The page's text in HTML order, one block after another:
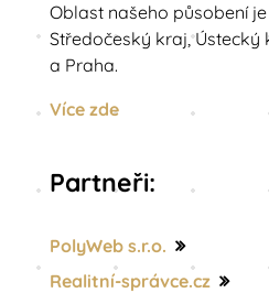
Oblast našeho působení
Středočeský kraj, Ústecký
a Praha.
Více zde
Partneři:
PolyWeb s.r.o.
Realitní-správce.cz